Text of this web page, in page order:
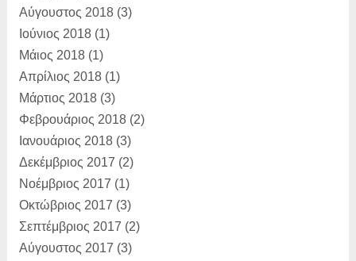
Αύγουστος 2018(3)
Ιούνιος 2018(1)
Μάιος 2018(1)
Απρίλιος 2018(1)
Μάρτιος 2018(3)
Φεβρουάριος 2018(2)
Ιανουάριος 2018(3)
Δεκέμβριος 2017 (2)
Νοέμβριος 2017 (1)
Οκτώβριος 2017 (3)
Σεπτέμβριος 2017 (2)
Αύγουστος 2017 (3)